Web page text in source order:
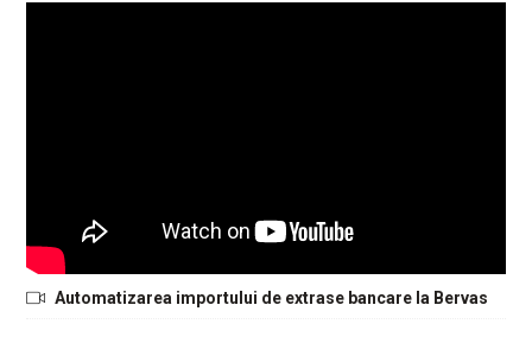
Automatizarea importului de extrase bancare la Bervas